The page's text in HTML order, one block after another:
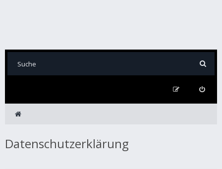
Datenschutzerklärung